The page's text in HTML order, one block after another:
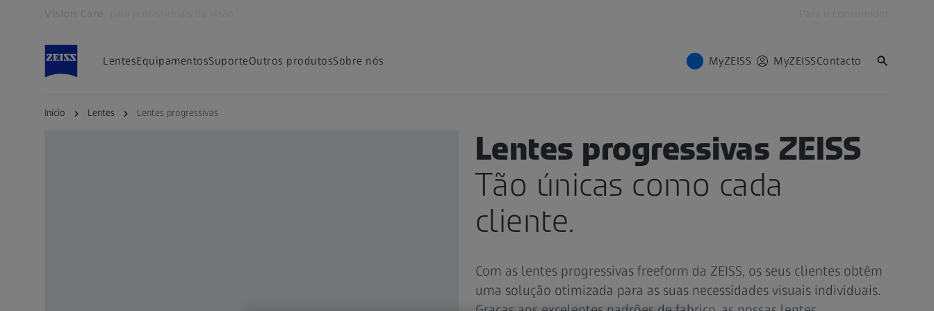
LentesEquipamentosSuporteOutros produtosSobre nós MyZEISS MyZEISSContacto
Início Lentes Lentes progressivas
Lentes progressivas ZEISS
Tão únicas como cada
cliente.
Com as lentes progressivas freeform da ZEISS, os seus clientes obtêm
uma solução otimizada para as suas necessidades visuais individuais.